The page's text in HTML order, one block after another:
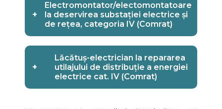
+
Electromontator/electomontatoare
la deservirea substației electrice și
de rețea, categoria IV (Comrat)
+
Lăcătuș-electrician la repararea
utilajului de distribuție a energiei
electrice cat. IV (Comrat)